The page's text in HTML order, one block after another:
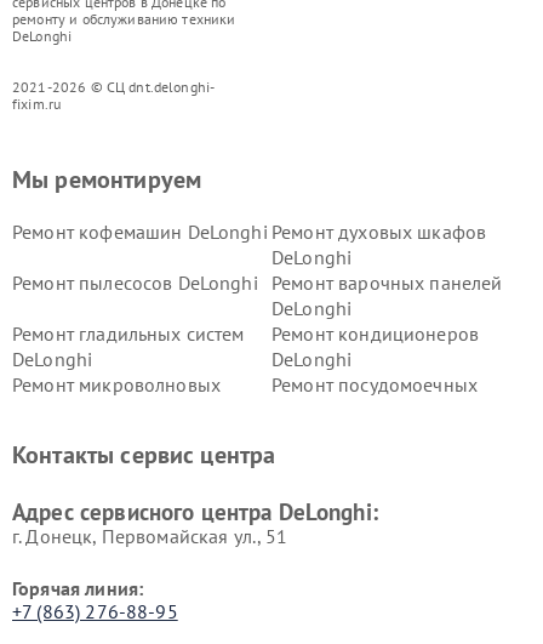
ремонту и обслуживанию техники
DeLonghi
2021-2026 © СЦ dnt.delonghi-
fixim.ru
Мы ремонтируем
Ремонт кофемашин DeLonghi Ремонт духовых шкафов
DeLonghi
Ремонт пылесосов DeLonghi
Ремонт варочных панелей
DeLonghi
Ремонт гладильных систем
DeLonghi
Ремонт кондиционеров
DeLonghi
Ремонт микроволновых
Ремонт посудомоечных
DeLonghi
DeLonghi
Контакты сервис центра
Адрес сервисного центра DeLonghi:
г. Донецк, Первомайская ул., 51
Горячая линия:
+7 (863) 276-88-95